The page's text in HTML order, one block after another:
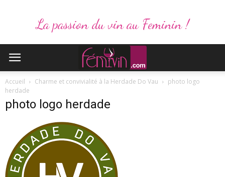
La passion du vin au Feminin !
Accueil Charme et convivialité à la Herdade Do Vau
photo logo
herdade
photo logo herdade